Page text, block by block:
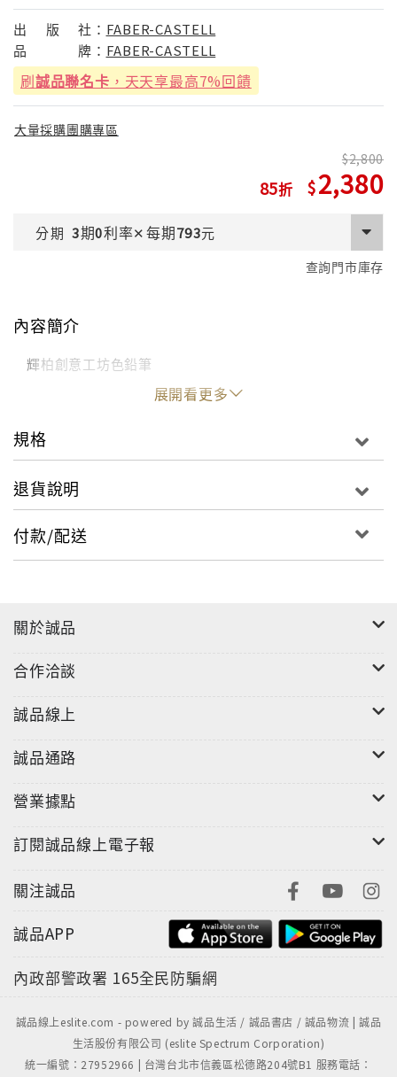
出 版 社： FABER-CASTELL
品
牌： FABER-CASTELL
刷誠品聯名卡 ，天天享最高7%回饋
大量採購團購專區
85
2,800
2,380
分期 3期0利率✕每期793元
查詢門市庫存
內容簡介
輝柏創意工坊色鉛筆
展開看更多
規格
退貨說明
付款/配送
關於誠品
合作洽談
誠品線上
誠品通路
營業據點
訂閱誠品線上電子報
關注誠品
誠品APP
內政部警政署 165全民防騙網
誠品線上eslite.com - powered by 誠品生活 / 誠品書店 / 誠品物流 | 誠品
生活股份有限公司 (eslite Spectrum Corporation)
統一編號：27952966 | 台灣台北市信義區松德路204號B1 服務電話：